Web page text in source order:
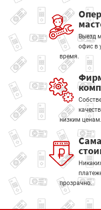
Выезд
офис в
время.
низким ценам.
прозрачно.